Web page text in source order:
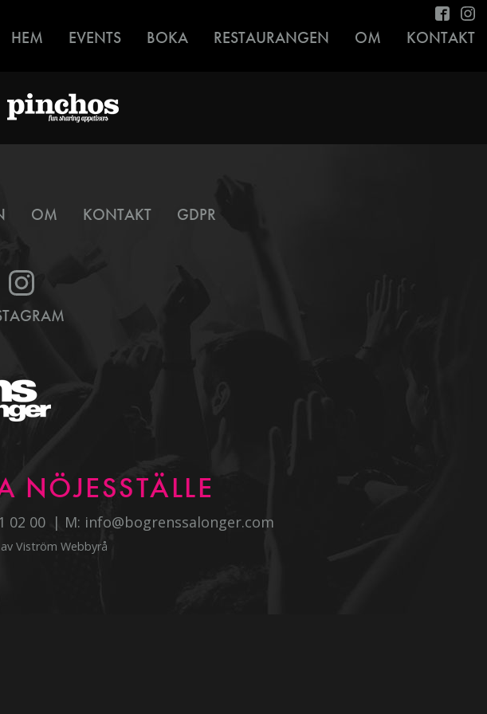
HEM EVENTS BOKA RESTAURANGEN OM KONTAKT
OM KONTAKT GDPR
NÖJESSTÄLLE
02 00 M: info@bogrenssalonger.com
Viström Webbyrå